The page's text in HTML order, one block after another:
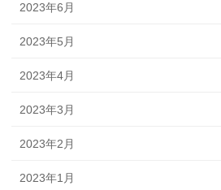
2023年6月
2023年5月
2023年4月
2023年3月
2023年2月
2023年1月